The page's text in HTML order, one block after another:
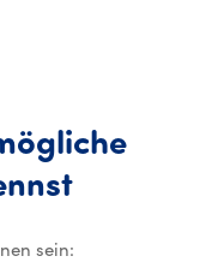
Woran
sein: